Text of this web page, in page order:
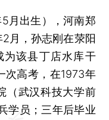
出生），河南郑
2月，孙志刚在荥阳
为该县丁店水库干
次高考，在1973年
（武汉科技大学前
学员；三年后毕业